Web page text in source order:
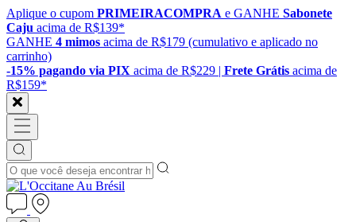
Aplique o cupom PRIMEIRACOMPRA e GANHE Sabonete
Caju acima de R$139*
GANHE 4 mimos acima de R$179 (cumulativo e aplicado no
carrinho)
-15% pagando via PIX acima de R$229 | Frete Grátis acima de
R$159*